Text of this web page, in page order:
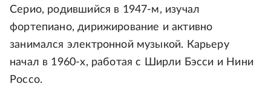
Серио, родившийся в 1947-м, изучал
фортепиано, дирижирование и активно
занимался электронной музыкой. Карьеру
начал в 1960-х, работая с Ширли Бэсси и Нини
Россо.